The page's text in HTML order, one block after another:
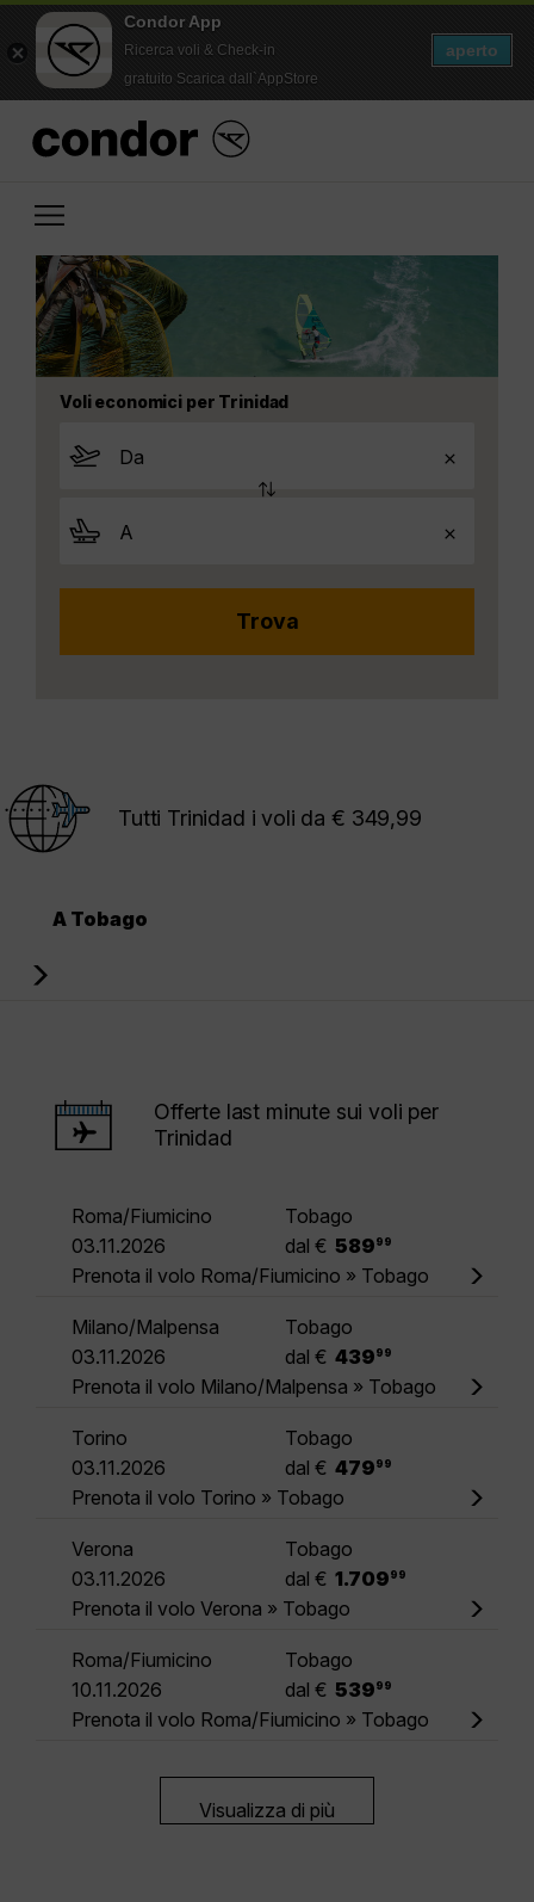
Condor App
Ricerca voli & Check-in
gratuito Scarica dall`AppStore
aperto
Voli economici per Trinidad
Tutti Trinidad i voli da € 349,99
A Tobago
Offerte last minute sui voli per
Trinidad
Roma/Fiumicino
Tobago
03.11.2026
dal € 589 99
Prenota il volo Roma/Fiumicino » Tobago
Milano/Malpensa
Tobago
03.11.2026
dal € 439 99
Prenota il volo Milano/Malpensa » Tobago
Torino
Tobago
03.11.2026
dal € 479 99
Prenota il volo Torino » Tobago
Verona
Tobago
03.11.2026
dal € 1.709 99
Prenota il volo Verona » Tobago
Roma/Fiumicino
Tobago
10.11.2026
dal € 539 99
Prenota il volo Roma/Fiumicino » Tobago
Visualizza di più